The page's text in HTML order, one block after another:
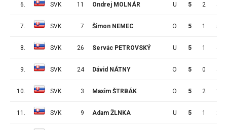
6. SVK 11 Ondrej MOLNÁR U 5 2
7. SVK 7 Šimon NEMEC O 5 1 5
8. SVK 26 Servác PETROVSKÝ U 5 1
9. SVK 24 Dávid NÁTNY O 5 0
10. SVK 3 Maxim ŠTRBÁK O 5 2
11. SVK 9 Adam ŽLNKA U 5 1 2